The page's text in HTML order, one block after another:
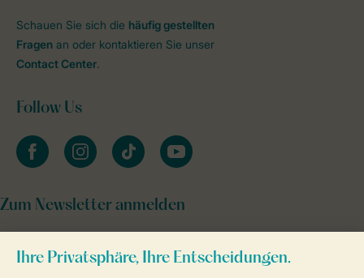
Schauen Sie sich die häufig gestellten
Fragen an oder kontaktieren Sie unser
Contact Center.
Follow Us
facebookinstagramtiktok youtube
Zum Newsletter anmelden